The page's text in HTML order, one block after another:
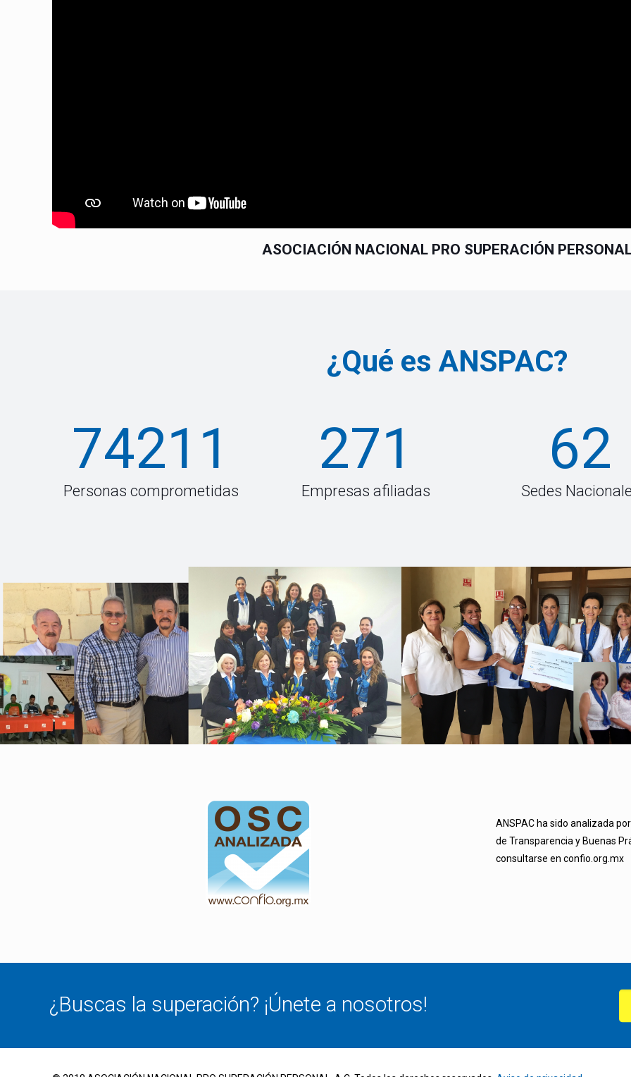
ASOCIACIÓN NACIONAL PRO SUPERACIÓN
¿Qué es ANSPAC?
74211
Personas comprometidas
271
Empresas afiliadas
62
Sedes
ANSPAC ha sido analizada
de Transparencia y Buenas
consultarse en confio.org.mx
¿Buscas la superación? ¡Únete a nosotros!